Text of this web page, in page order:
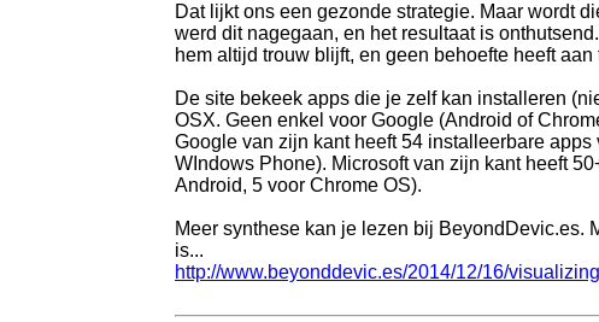
Dat lijkt ons een gezonde strategie. Maar wordt
werd dit nagegaan, en het resultaat is
hem altijd trouw blijft, en geen behoefte heeft
De site bekeek apps die je zelf kan installeren
OSX. Geen enkel voor Google (Android of
Google van zijn kant heeft 54 installeerbare
WIndows Phone). Microsoft van zijn kant heeft
Android, 5 voor Chrome OS).
Meer synthese kan je lezen bij BeyondDevic.es.
is...
http://www.beyonddevic.es/2014/12/16/